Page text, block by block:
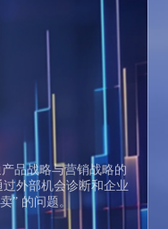
品战略与营销战略的
外部机会诊断和企业
” 的问题。